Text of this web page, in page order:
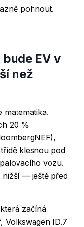
pohnout.
EV v
než
matematika.
20 %
klesnou pod
vozu.
nižší — ještě před
začíná
Volkswagen ID.7